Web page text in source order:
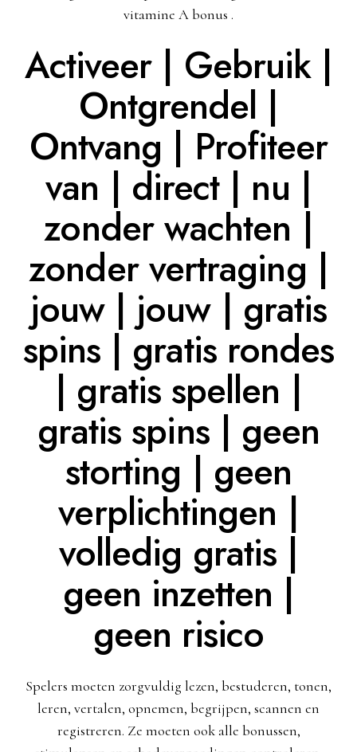
vitamine A bonus .
Activeer | Gebruik |
Ontgrendel |
Ontvang | Profiteer
van | direct | nu |
zonder wachten |
zonder vertraging |
jouw | jouw | gratis
spins | gratis rondes
| gratis spellen |
gratis spins | geen
storting | geen
verplichtingen |
volledig gratis |
geen inzetten |
geen risico
Spelers moeten zorgvuldig lezen, bestuderen, tonen,
leren, vertalen, opnemen, begrijpen, scannen en
registreren. Ze moeten ook alle bonussen,